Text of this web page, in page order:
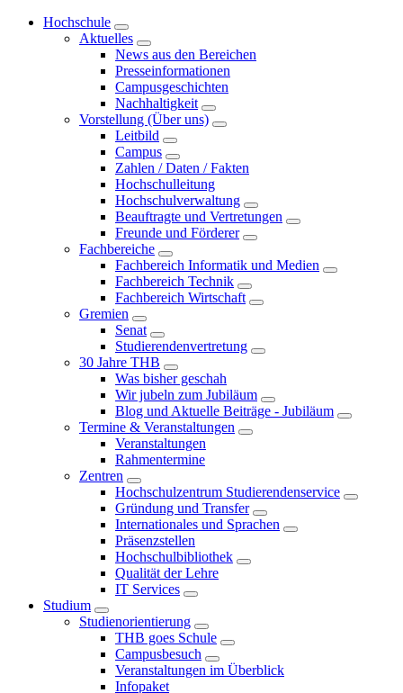
Hochschule
Aktuelles
News aus den Bereichen
Presseinformationen
Campusgeschichten
Nachhaltigkeit
Vorstellung (Über uns)
Leitbild
Campus
Zahlen / Daten / Fakten
Hochschulleitung
Hochschulverwaltung
Beauftragte und Vertretungen
Freunde und Förderer
Fachbereiche
Fachbereich Informatik und Medien
Fachbereich Technik
Fachbereich Wirtschaft
Gremien
Senat
Studierendenvertretung
30 Jahre THB
Was bisher geschah
Wir jubeln zum Jubiläum
Blog und Aktuelle Beiträge - Jubiläum
Termine & Veranstaltungen
Veranstaltungen
Rahmentermine
Zentren
Hochschulzentrum Studierendenservice
Gründung und Transfer
Internationales und Sprachen
Präsenzstellen
Hochschulbibliothek
Qualität der Lehre
IT Services
Studium
Studienorientierung
THB goes Schule
Campusbesuch
Veranstaltungen im Überblick
Infopaket